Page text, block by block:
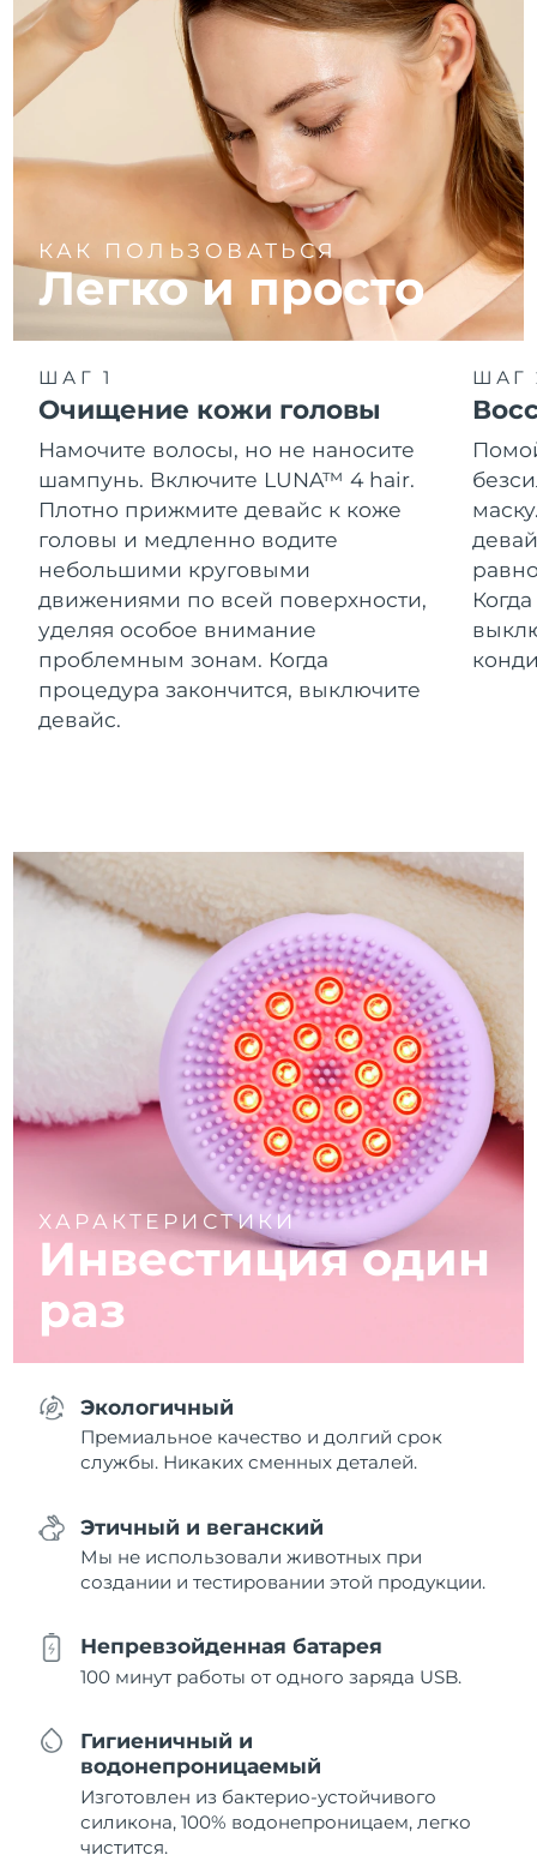
КАК ПОЛЬЗОВАТЬСЯ
Легко и просто
ШАГ 1
Очищение кожи головы
Намочите волосы, но не наносите
шампунь. Включите LUNA™ 4 hair.
Плотно прижмите девайс к коже
головы и медленно водите
небольшими круговыми
движениями по всей поверхности,
уделяя особое внимание
проблемным зонам. Когда
процедура закончится, выключите
девайс.
ШАГ
ХАРАКТЕРИСТИКИ
Инвестиция один
раз
Экологичный
Премиальное качество и долгий срок
службы. Никаких сменных деталей.
Этичный и веганский
Мы не использовали животных при
создании и тестировании этой продукции.
Непревзойденная батарея
100 минут работы от одного заряда USB.
Гигиеничный и
водонепроницаемый
Изготовлен из бактерио-устойчивого
силикона, 100% водонепроницаем, легко
чистится.